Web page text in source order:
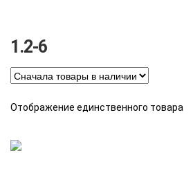
1.2-6
Отображение единственного товара